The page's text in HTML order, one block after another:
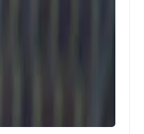
خالد مرتجي
احالته للمحكمة
وقذف مرتجي